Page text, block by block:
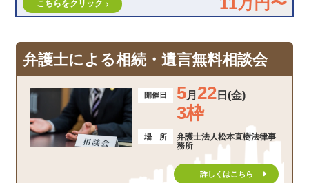
こちらをクリック
弁護士による相続・遺言無料相談会
開催日 5月 22日(金)
3枠
場 所
弁護士法人松本直樹法律事
務所
詳しくはこちら